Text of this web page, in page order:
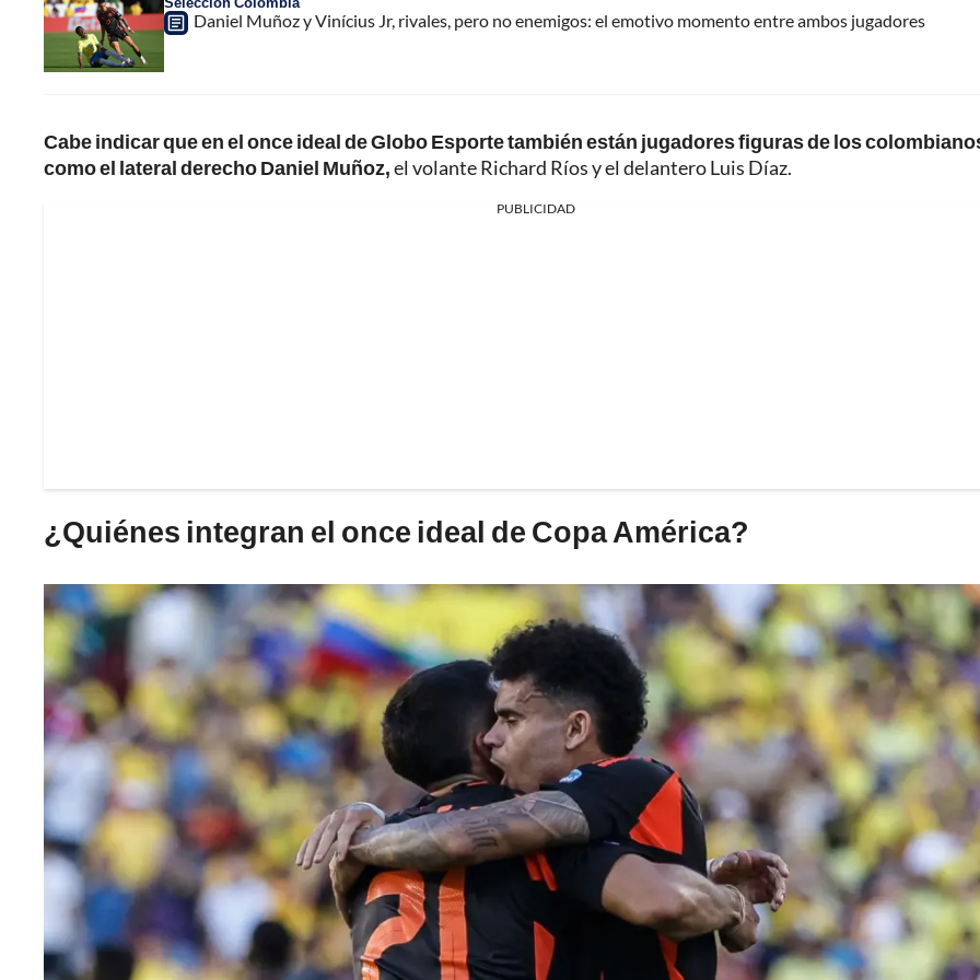
Daniel Muñoz y Vinícius Jr, rivales, pero no enemigos: el emotivo momento entre ambos jugadores
Cabe indicar que en el once ideal de Globo Esporte también están jugadores figuras de los
como el lateral derecho Daniel Muñoz,el volante Richard Ríos y el delantero Luis Díaz.
PUBLICIDAD
¿Quiénes integran el once ideal de Copa América?